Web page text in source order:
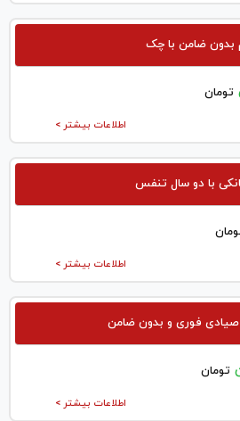
بدون ضامن با چک
تومان
اطلاعات بیشتر >
با دو سال تنفس
اطلاعات بیشتر >
صیادی فوری و بدون ضامن
تومان
اطلاعات بیشتر >